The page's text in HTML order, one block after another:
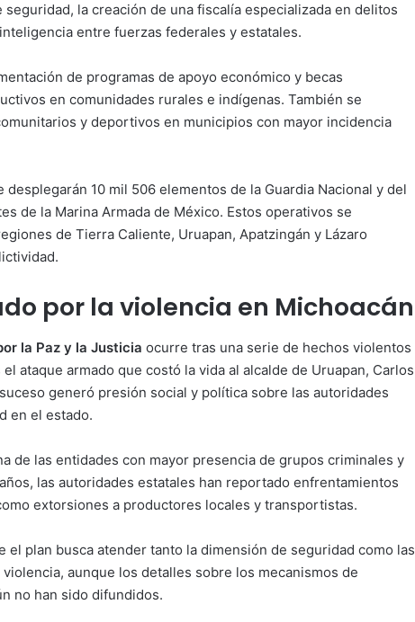
la creación de una fiscalía especializada en delitos
entre fuerzas federales y estatales.
de programas de apoyo económico y becas
en comunidades rurales e indígenas. También se
y deportivos en municipios con mayor incidencia
10 mil 506 elementos de la Guardia Nacional y del
de la Marina Armada de México. Estos operativos se
de Tierra Caliente, Uruapan, Apatzingán y Lázaro
por la violencia en Michoacán
la Paz y la Justicia ocurre tras una serie de hechos violentos
ataque armado que costó la vida al alcalde de Uruapan, Carlos
generó presión social y política sobre las autoridades
en el estado.
de las entidades con mayor presencia de grupos criminales y
las autoridades estatales han reportado enfrentamientos
extorsiones a productores locales y transportistas.
el plan busca atender tanto la dimensión de seguridad como las
aunque los detalles sobre los mecanismos de
no han sido difundidos.